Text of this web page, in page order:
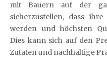
mit Bauern auf der
sicherzustellen, dass
werden und höchsten
Dies kann sich auf den
Zutaten und nachhaltige